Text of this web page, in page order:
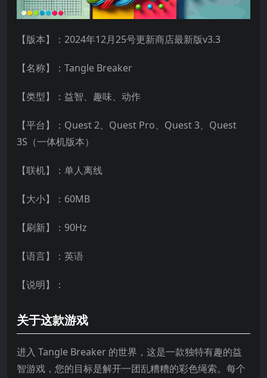
【版本】：2024年12月25号更新商店最新版v3.3
【名称】：Tangle Breaker
【类型】：益智、趣味、动作
【平台】：Quest 2、Quest Pro、Quest 3、Quest
3S（一体机版本）
【联机】：单人离线
【大小】：60MB
【刷新】：90Hz
【语言】：英语
【说明】：
关于这款游戏
进入 Tangle Breaker 的世界，这是一款独特有趣的益
智游戏，您的目标是解开一团乱糟糟的彩色绳索。每个